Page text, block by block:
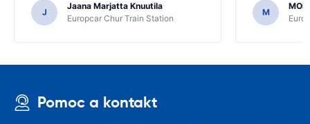
J
Jaana Marjatta Knuutila
Europcar Chur Train Station
M
Pomoc a kontakt